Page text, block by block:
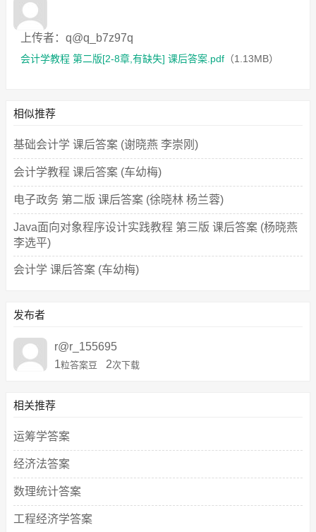
上传者：q@q_b7z97q
会计学教程 第二版[2-8章,有缺失] 课后答案.pdf （1.13MB）
相似推荐
基础会计学 课后答案 (谢晓燕 李崇刚)
会计学教程 课后答案 (车幼梅)
电子政务 第二版 课后答案 (徐晓林 杨兰蓉)
Java面向对象程序设计实践教程 第三版 课后答案 (杨晓燕
李选平)
会计学 课后答案 (车幼梅)
发布者
r@r_155695
1粒答案豆 2次下载
相关推荐
运筹学答案
经济法答案
数理统计答案
工程经济学答案